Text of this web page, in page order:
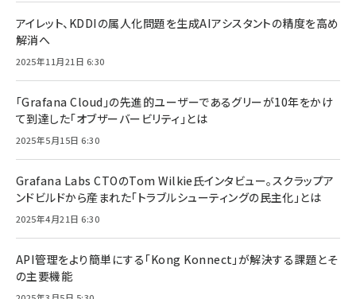
アイレット、KDDIの属人化問題を生成AIアシスタントの精度を高め
解消へ
2025年11月21日 6:30
「Grafana Cloud」の先進的ユーザーであるグリーが10年をかけ
て到達した「オブザーバービリティ」とは
2025年5月15日 6:30
Grafana Labs CTOのTom Wilkie氏インタビュー。スクラップア
ンドビルドから産まれた「トラブルシューティングの民主化」とは
2025年4月21日 6:30
API管理をより簡単にする「Kong Konnect」が解決する課題とそ
の主要機能